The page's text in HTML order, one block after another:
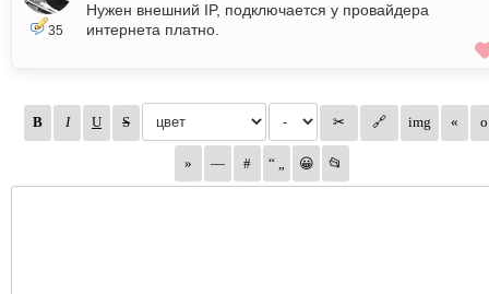
35
Нужен внешний IP, подключается у провайдера
интернета платно.